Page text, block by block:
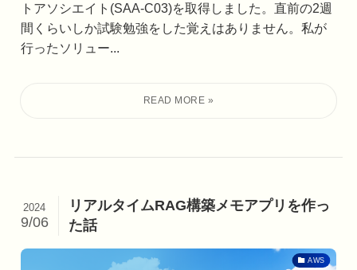
トアソシエイト(SAA-C03)を取得しました。直前の2週
間くらいしか試験勉強をした覚えはありません。私が
行ったソリュー...
リアルタイムRAG構築メモアプリを作っ
た話
2024
9/06
AWS